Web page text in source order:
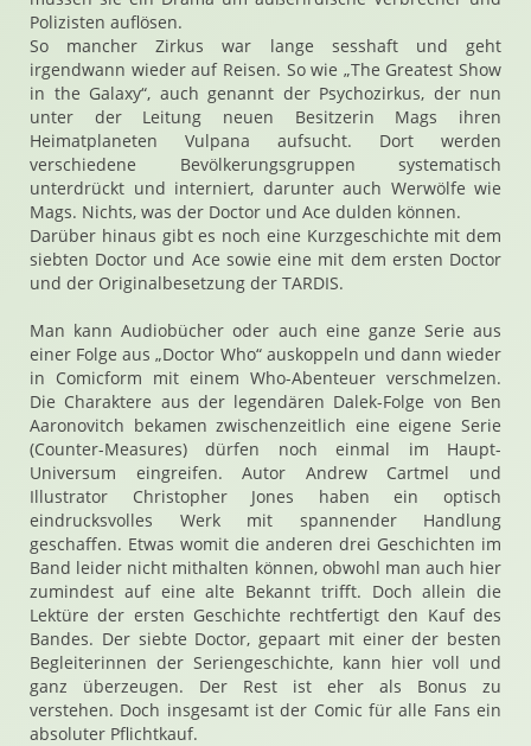
Polizisten auflösen.
So mancher Zirkus war lange sesshaft und geht
irgendwann wieder auf Reisen. So wie „The Greatest Show
in the Galaxy“, auch genannt der Psychozirkus, der nun
unter der Leitung neuen Besitzerin Mags ihren
Heimatplaneten Vulpana aufsucht. Dort werden
verschiedene Bevölkerungsgruppen systematisch
unterdrückt und interniert, darunter auch Werwölfe wie
Mags. Nichts, was der Doctor und Ace dulden können.
Darüber hinaus gibt es noch eine Kurzgeschichte mit dem
siebten Doctor und Ace sowie eine mit dem ersten Doctor
und der Originalbesetzung der TARDIS.
Man kann Audiobücher oder auch eine ganze Serie aus
einer Folge aus „Doctor Who“ auskoppeln und dann wieder
in Comicform mit einem Who-Abenteuer verschmelzen.
Die Charaktere aus der legendären Dalek-Folge von Ben
Aaronovitch bekamen zwischenzeitlich eine eigene Serie
(Counter-Measures) dürfen noch einmal im Haupt-
Universum eingreifen. Autor Andrew Cartmel und
Illustrator Christopher Jones haben ein optisch
eindrucksvolles Werk mit spannender Handlung
geschaffen. Etwas womit die anderen drei Geschichten im
Band leider nicht mithalten können, obwohl man auch hier
zumindest auf eine alte Bekannt trifft. Doch allein die
Lektüre der ersten Geschichte rechtfertigt den Kauf des
Bandes. Der siebte Doctor, gepaart mit einer der besten
Begleiterinnen der Seriengeschichte, kann hier voll und
ganz überzeugen. Der Rest ist eher als Bonus zu
verstehen. Doch insgesamt ist der Comic für alle Fans ein
absoluter Pflichtkauf.